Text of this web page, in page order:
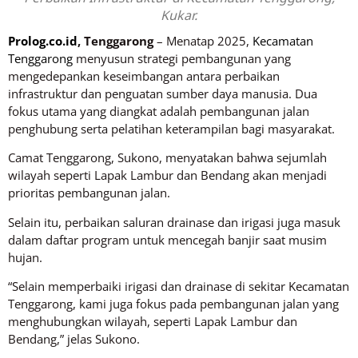
Kukar.
Prolog.co.id, Tenggarong– Menatap 2025, Kecamatan
Tenggarong menyusun strategi pembangunan yang
mengedepankan keseimbangan antara perbaikan
infrastruktur dan penguatan sumber daya manusia. Dua
fokus utama yang diangkat adalah pembangunan jalan
penghubung serta pelatihan keterampilan bagi masyarakat.
Camat Tenggarong, Sukono, menyatakan bahwa sejumlah
wilayah seperti Lapak Lambur dan Bendang akan menjadi
prioritas pembangunan jalan.
Selain itu, perbaikan saluran drainase dan irigasi juga masuk
dalam daftar program untuk mencegah banjir saat musim
hujan.
“Selain memperbaiki irigasi dan drainase di sekitar Kecamatan
Tenggarong, kami juga fokus pada pembangunan jalan yang
menghubungkan wilayah, seperti Lapak Lambur dan
Bendang,” jelas Sukono.